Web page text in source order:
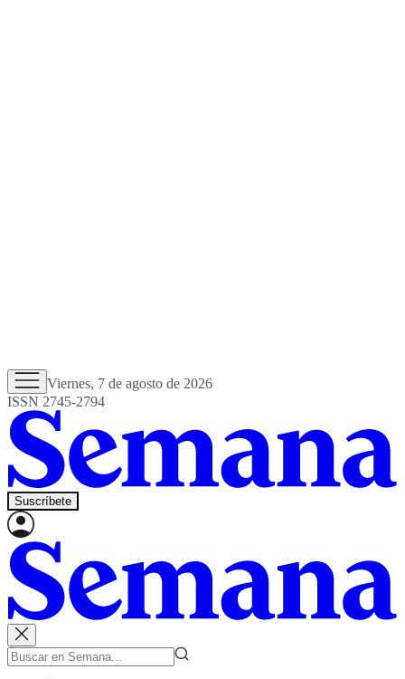
Viernes, 7 de agosto de 2026
ISSN 2745-2794
Suscríbete